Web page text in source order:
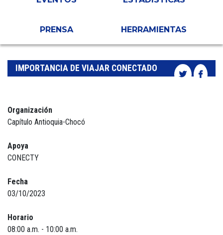
PRENSA HERRAMIENTAS
IMPORTANCIA DE VIAJAR CONECTADO
Organización
Capítulo Antioquia-Chocó
Apoya
CONECTY
Fecha
03/10/2023
Horario
08:00 a.m. - 10:00 a.m.